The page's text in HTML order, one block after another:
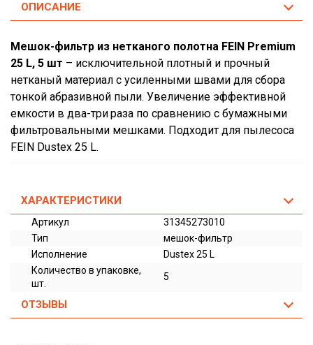
ОПИСАНИЕ
Мешок-фильтр из нетканого полотна FEIN Premium
25 L, 5 шт – исключительной плотный и прочный
нетканый материал с усиленными швами для сбора
тонкой абразивной пыли. Увеличение эффективной
емкости в два-три раза по сравнению с бумажными
фильтровальными мешками. Подходит для пылесоса
FEIN Dustex 25 L.
ХАРАКТЕРИСТИКИ
Артикул
31345273010
Тип
мешок-фильтр
Исполнение
Dustex 25 L
Количество в упаковке,
шт.
5
ОТЗЫВЫ